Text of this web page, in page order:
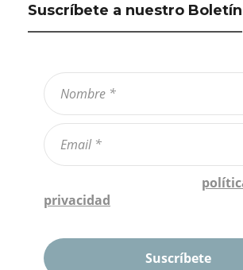
Suscríbete a nuestro Boletín
privacidad